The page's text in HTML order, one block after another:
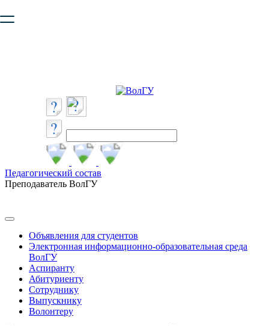
безопасную работу с сайтом. Пожалуйста
Педагогический состав
Преподаватель ВолГУ
Объявления для студентов
Электронная информационно-образовательная среда
ВолГУ
Аспиранту
Абитуриенту
Сотруднику
Выпускнику
Волонтеру